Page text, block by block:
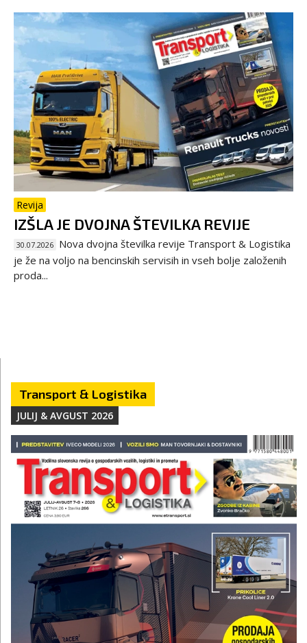
Revija
IZŠLA JE DVOJNA ŠTEVILKA REVIJE
30.07.2026 Nova dvojna številka revije Transport & Logistika
je že na voljo na bencinskih servisih in vseh bolje založenih
proda...
Transport & Logistika
JULIJ & AVGUST 2026